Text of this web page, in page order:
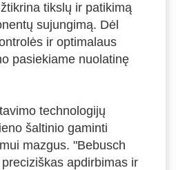
tikslų ir patikimą
sujungimą. Dėl
ir optimalaus
pasiekiame nuolatinę
technologijų
šaltinio gaminti
mazgus. "Bebusch
apdirbimas ir